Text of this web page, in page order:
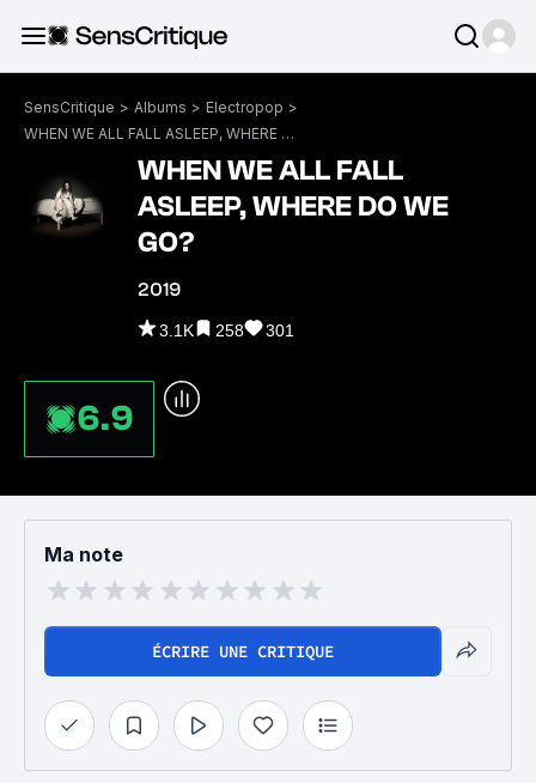
SensCritique > Albums > Electropop >
WHEN WE ALL FALL ASLEEP, WHERE DO WE GO?
WHEN WE ALL FALL
ASLEEP, WHERE DO WE
GO?
2019
3.1K 258 301
6.9
Ma note
ÉCRIRE UNE CRITIQUE